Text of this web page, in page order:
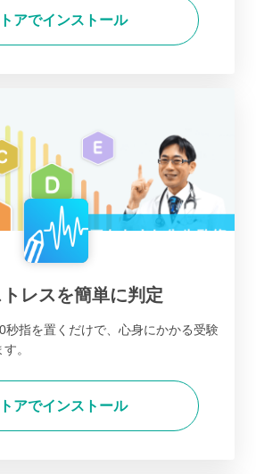
アでインストール
レスを簡単に判定
秒指を置くだけで、心身にかかる受験
。
アでインストール